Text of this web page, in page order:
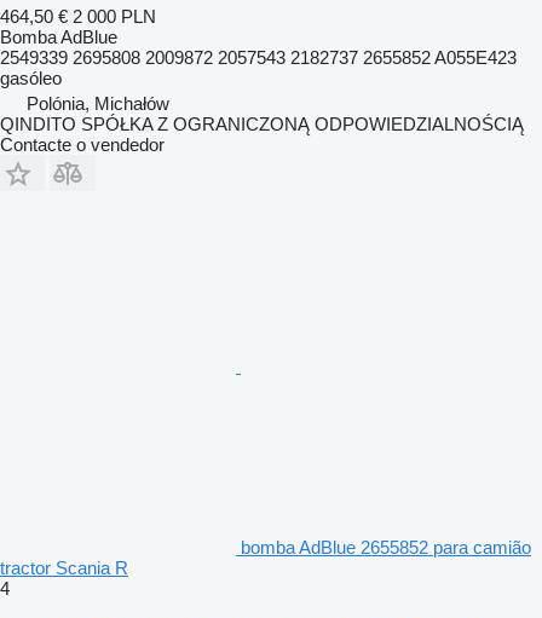
464,50 € 2 000 PLN
Bomba AdBlue
2549339 2695808 2009872 2057543 2182737 2655852 A055E423
gasóleo
Polónia, Michałów
QINDITO SPÓŁKA Z OGRANICZONĄ ODPOWIEDZIALNOŚCIĄ
Contacte o vendedor
bomba AdBlue 2655852 para camião
tractor Scania R
4